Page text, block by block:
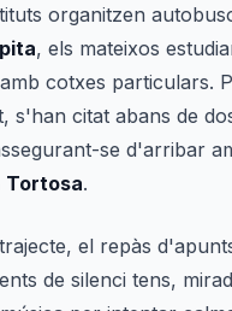
organitzen
, els mateixos
cotxes particulars.
s'han citat abans de
se d'arribar
Tortosa.
el repàs
de silenci tens,